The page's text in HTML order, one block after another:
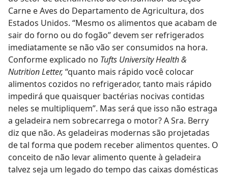
Carne e Aves do Departamento de Agricultura, dos
Estados Unidos. “Mesmo os alimentos que acabam de
sair do forno ou do fogão” devem ser refrigerados
imediatamente se não vão ser consumidos na hora.
Conforme explicado no Tufts University Health &
Nutrition Letter, “quanto mais rápido você colocar
alimentos cozidos no refrigerador, tanto mais rápido
impedirá que quaisquer bactérias nocivas contidas
neles se multipliquem”. Mas será que isso não estraga
a geladeira nem sobrecarrega o motor? A Sra. Berry
diz que não. As geladeiras modernas são projetadas
de tal forma que podem receber alimentos quentes. O
conceito de não levar alimento quente à geladeira
talvez seja um legado do tempo das caixas domésticas